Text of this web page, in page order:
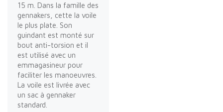
15 m. Dans la famille des
gennakers, cette la voile
le plus plate. Son
guindant est monté sur
bout anti-torsion et il
est utilisé avec un
emmagasineur pour
faciliter les manoeuvres.
La voile est livrée avec
un sac à gennaker
standard.